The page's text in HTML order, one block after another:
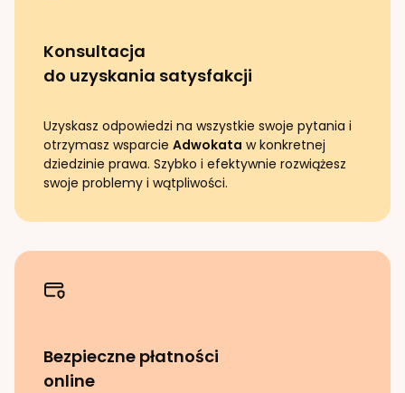
Konsultacja
do uzyskania satysfakcji
Uzyskasz odpowiedzi na wszystkie swoje pytania i
otrzymasz wsparcie Adwokata w konkretnej
dziedzinie prawa. Szybko i efektywnie rozwiążesz
swoje problemy i wątpliwości.
Bezpieczne płatności
online